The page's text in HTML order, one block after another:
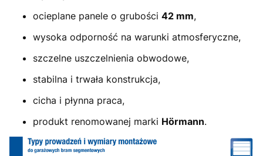
ocieplane panele o grubości 42 mm,
wysoka odporność na warunki atmosferyczne,
szczelne uszczelnienia obwodowe,
stabilna i trwała konstrukcja,
cicha i płynna praca,
produkt renomowanej marki Hörmann.